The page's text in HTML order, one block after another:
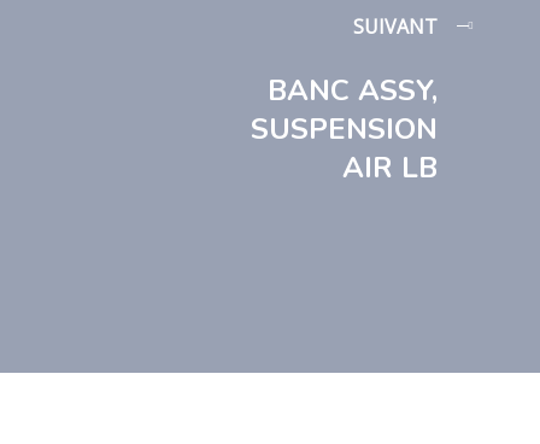
SUIVANT
BANC ASSY,
SUSPENSION
AIR LB